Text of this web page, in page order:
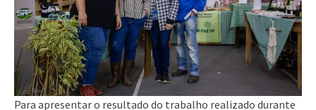
Para apresentar o resultado do trabalho realizado durante